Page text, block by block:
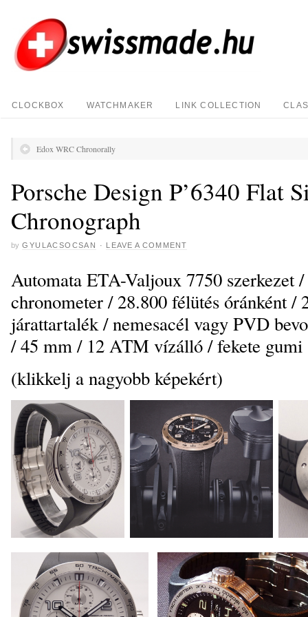
CLOCKBOX WATCHMAKER LINK COLLECTION
Edox WRC Chronorally
Porsche Design P’6340 Flat
Chronograph
by GYULACSOCSAN · LEAVE A COMMENT
Automata ETA-Valjoux 7750 szerkezet
chronometer / 28.800 félütés óránként /
járattartalék / nemesacél vagy PVD
/ 45 mm / 12 ATM vízálló / fekete gumi
(klikkelj a nagyobb képekért)